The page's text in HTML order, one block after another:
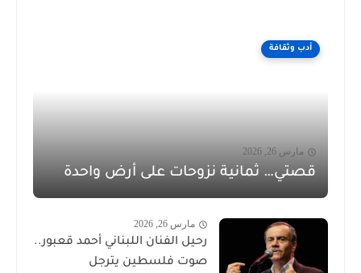
أدب وثقافة
مارس 26, 2026
قصتي… ثمانية نزوحات على أرض واحدة
مارس 26, 2026
رحيل الفنان اللبناني أحمد قعبور..
صوت فلسطين يترجل